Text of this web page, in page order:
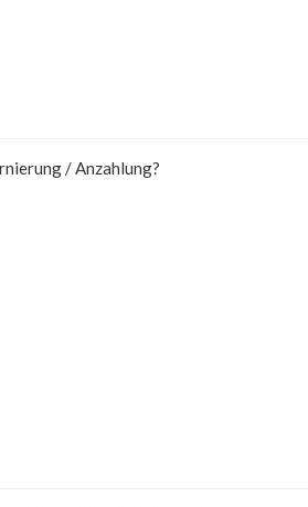
/ Anzahlung?